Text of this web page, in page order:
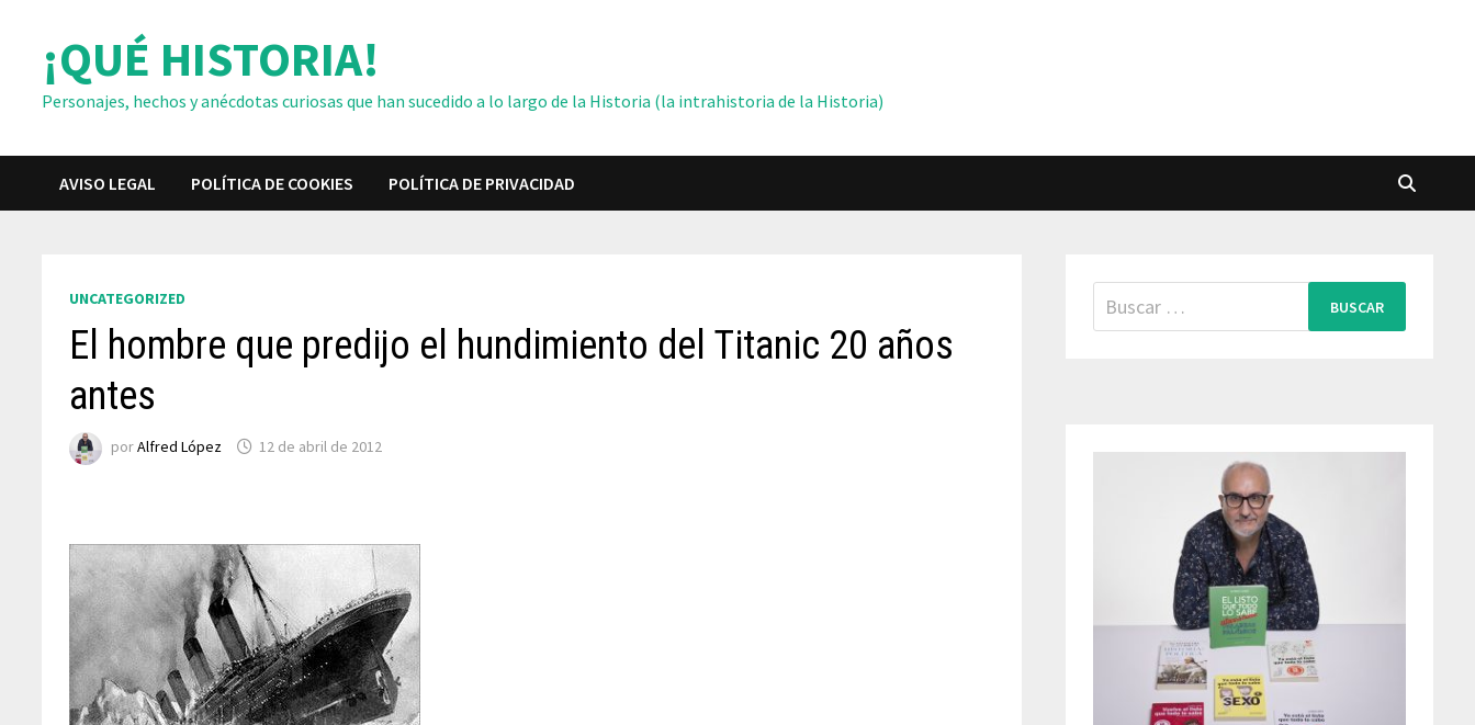
contenido¡QUÉ HISTORIA!
Personajes, hechos y anécdotas curiosas que han sucedido a lo largo de la Historia (la intrahistoria de la Historia)
AVISO LEGAL POLÍTICA DE COOKIES POLÍTICA DE PRIVACIDAD
UNCATEGORIZED
El hombre que predijo el hundimiento del Titanic 20 años
antes
porAlfred López 12 de abril de 2012
Buscar: